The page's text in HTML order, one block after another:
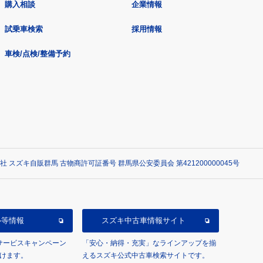
購入相談
試乗車検索
車検/点検/整備予約
企業情報
採用情報
スズキ自販群馬 古物商許可証番号 群馬県公安委員会 第421200000045号
情報
ービスキャンペーン
ます。
スズキ中古車情報サイト
「安心・納得・充実」なラインアップを揃
えるスズキ公式中古車検索サイトです。